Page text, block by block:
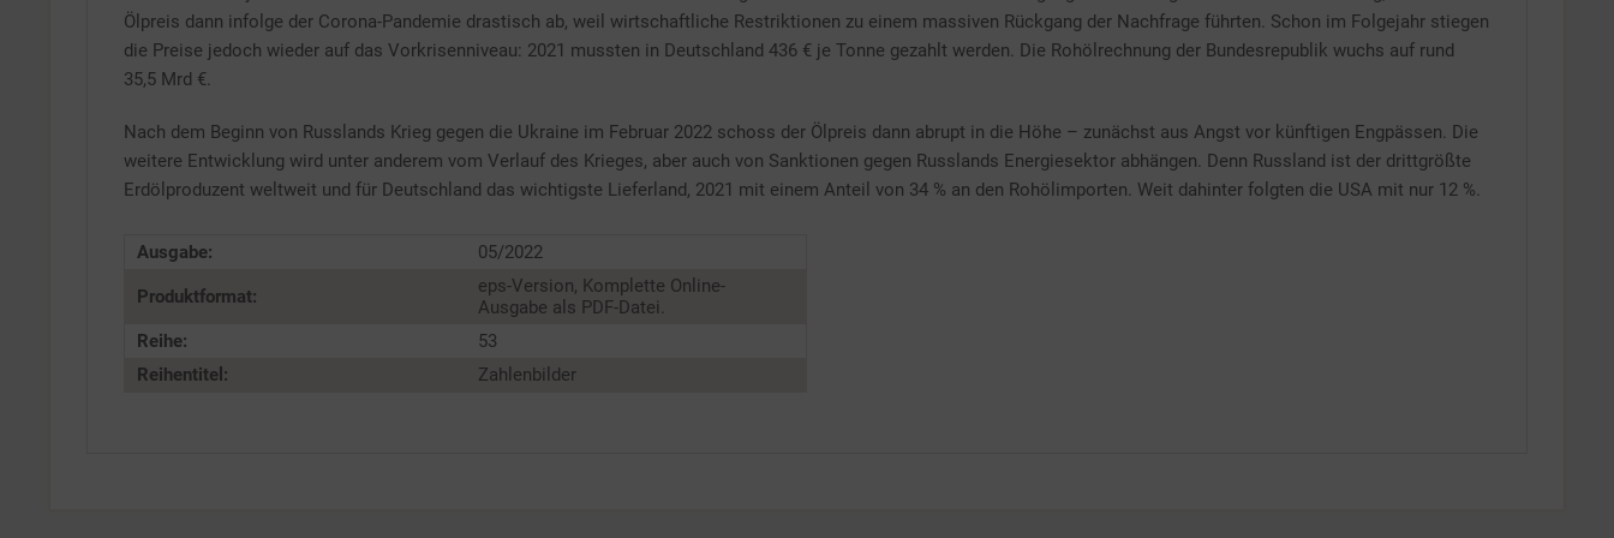
Ölpreis dann infolge der Corona-Pandemie drastisch ab, weil wirtschaftliche Restriktionen zu einem massiven Rückgang der Nachfrage führten. Schon im Folgejahr stiegen
die Preise jedoch wieder auf das Vorkrisenniveau: 2021 mussten in Deutschland 436 € je Tonne gezahlt werden. Die Rohölrechnung der Bundesrepublik wuchs auf rund
35,5 Mrd €.
Nach dem Beginn von Russlands Krieg gegen die Ukraine im Februar 2022 schoss der Ölpreis dann abrupt in die Höhe – zunächst aus Angst vor künftigen Engpässen. Die
weitere Entwicklung wird unter anderem vom Verlauf des Krieges, aber auch von Sanktionen gegen Russlands Energiesektor abhängen. Denn Russland ist der drittgrößte
Erdölproduzent weltweit und für Deutschland das wichtigste Lieferland, 2021 mit einem Anteil von 34 % an den Rohölimporten. Weit dahinter folgten die USA mit nur 12 %.
Ausgabe: 05/2022
Produktformat:
eps-Version, Komplette Online-
Ausgabe als PDF-Datei.
Reihe:
53
Reihentitel:
Zahlenbilder